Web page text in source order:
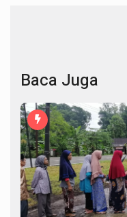
Baca Juga